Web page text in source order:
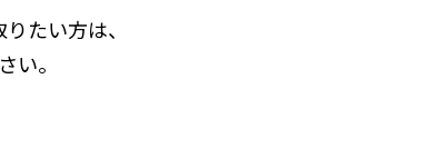
たい方は、
い。